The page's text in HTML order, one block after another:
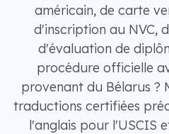
américain, de carte
d'inscription au NVC,
d'évaluation de
procédure officielle
provenant du Bélarus ?
traductions certifiées
l'anglais pour l'USCIS